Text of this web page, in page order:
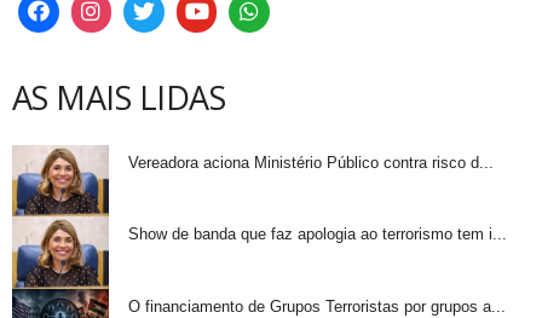
AS MAIS LIDAS
Vereadora aciona Ministério Público contra risco d...
Show de banda que faz apologia ao terrorismo tem i...
O financiamento de Grupos Terroristas por grupos a...